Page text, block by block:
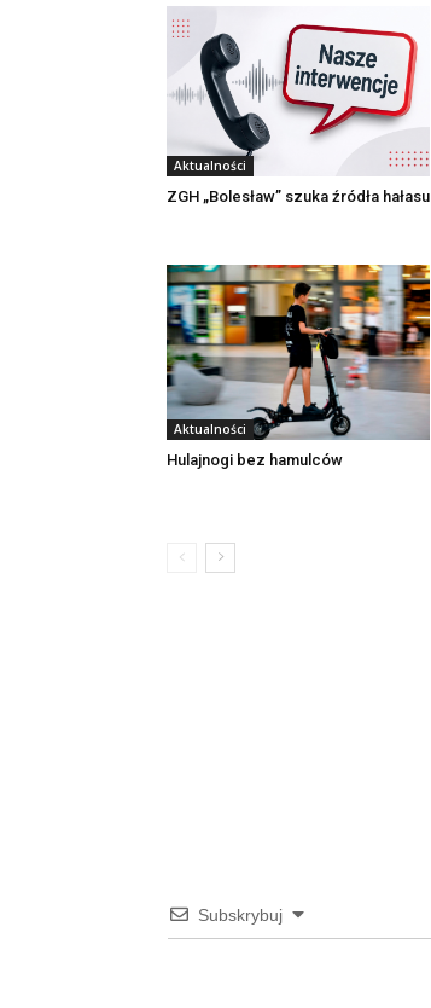
Aktualności
ZGH „Bolesław” szuka źródła hałasu
Aktualności
Hulajnogi bez hamulców
Subskrybuj